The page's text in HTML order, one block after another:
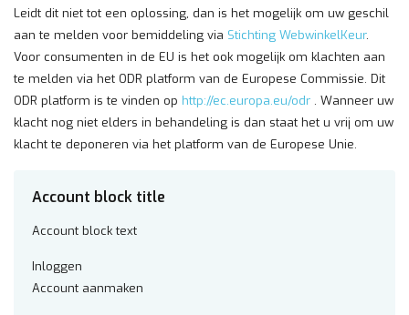
Leidt dit niet tot een oplossing, dan is het mogelijk om uw geschil
aan te melden voor bemiddeling via Stichting WebwinkelKeur.
Voor consumenten in de EU is het ook mogelijk om klachten aan
te melden via het ODR platform van de Europese Commissie. Dit
ODR platform is te vinden op http://ec.europa.eu/odr . Wanneer uw
klacht nog niet elders in behandeling is dan staat het u vrij om uw
klacht te deponeren via het platform van de Europese Unie.
Account block title
Account block text
Inloggen
Account aanmaken